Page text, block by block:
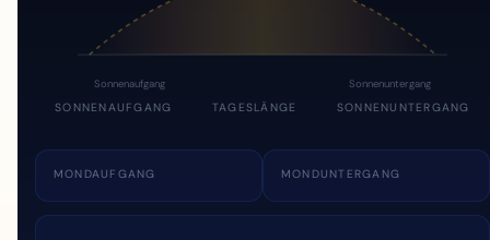
Sonnenaufgang Sonnenuntergang
SONNENAUFGANG TAGESLÄNGE SONNENUNTERGANG
MONDAUFGANG MONDUNTERGANG